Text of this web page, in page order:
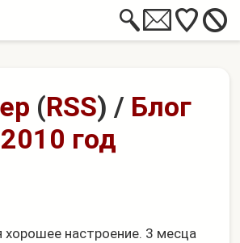
(RSS) / Блог
2010 год
хорошее настроение. 3 месца